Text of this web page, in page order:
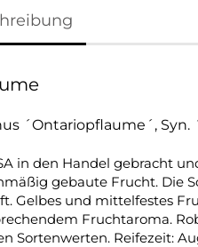
´Ontariopflaume´, Syn.
in den Handel gebracht
gebaute Frucht. Die
Gelbes und mittelfestes
Fruchtaroma.
Sortenwerten. Reifezeit: